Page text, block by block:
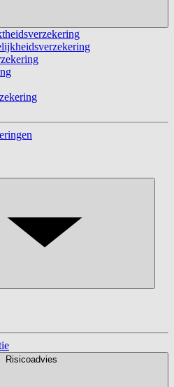
Risicoadvies